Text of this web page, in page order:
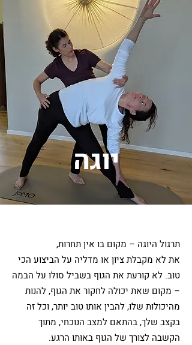
יוגה
תרגול היוגה – מקום בו אין תחרות,
את לא מקבלת ציון או מדליה על הביצוע הכי
טוב. לא קורעת את הגוף בשביל סולו על הבמה
– מקום שאת יכולה לחקור את הגוף, להנות
מהיכולות שלו, להבין אותו טוב יותר, וכל זה
בקצב שלך, בהתאם למצב הנוכחי, מתוך
הקשבה לצורך של הגוף באותו הרגע.